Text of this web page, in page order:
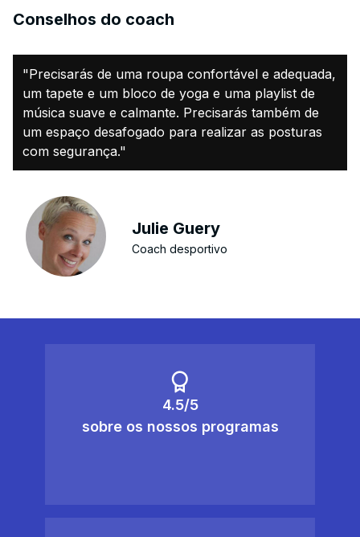
Conselhos do coach
"Precisarás de uma roupa confortável e adequada,
um tapete e um bloco de yoga e uma playlist de
música suave e calmante. Precisarás também de
um espaço desafogado para realizar as posturas
com segurança."
Julie Guery
Coach desportivo
4.5/5
sobre os nossos programas